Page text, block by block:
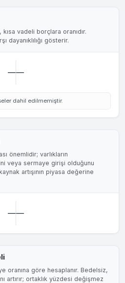
vadeli borçlara oranıdır.
dayanıklılığı gösterir.
——
dahil edilmemiştir.
önemlidir; varlıkların
veya sermaye girişi olduğunu
artışının piyasa değerine
——
oranına göre hesaplanır. Bedelsiz,
artırır; ortaklık yüzdesi değişmez